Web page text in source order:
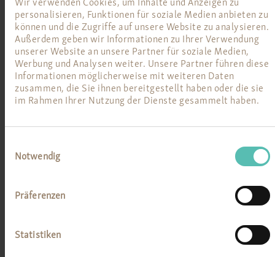
personalisieren, Funktionen für soziale Medien anbieten zu
können und die Zugriffe auf unsere Website zu analysieren.
Außerdem geben wir Informationen zu Ihrer Verwendung
unserer Website an unsere Partner für soziale Medien,
Werbung und Analysen weiter. Unsere Partner führen diese
Informationen möglicherweise mit weiteren Daten
zusammen, die Sie ihnen bereitgestellt haben oder die sie
im Rahmen Ihrer Nutzung der Dienste gesammelt haben.
Notwendig
Präferenzen
Statistiken
die von uns verarbeiteten personenbezogenen Daten
sicherzustellen. Die anonymen Daten der Server-
Logfiles werden getrennt von allen durch eine
betroffene Person angegebenen personenbezogenen
Daten gespeichert.
4. SSL-Verschlüsselung
zum Schutz der Übertragung aller Inhalte eine SSL-
erkennen Sie daran, dass die Adresszeile des
Browsers von "http://" auf "https://" wechselt und an
Durch die SSL Verschlüsselung, können die Daten, die